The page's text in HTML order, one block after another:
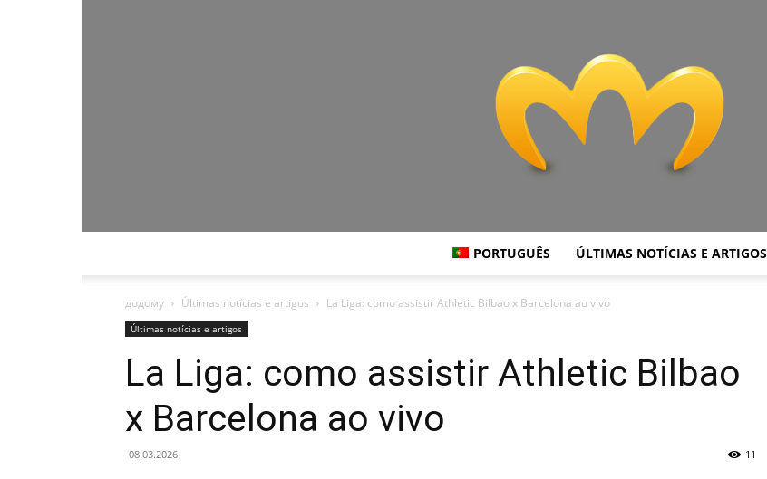
PORTUGUÊS ÚLTIMAS NOTÍCIAS E ARTIGOS
додому Últimas notícias e artigos La Liga: como assistir Athletic Bilbao x Barcelona ao vivo
Últimas notícias e artigos
La Liga: como assistir Athletic Bilbao
x Barcelona ao vivo
08.03.2026 11